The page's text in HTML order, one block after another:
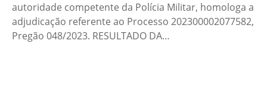
autoridade competente da Polícia Militar, homologa a
adjudicação referente ao Processo 202300002077582,
Pregão 048/2023. RESULTADO DA…